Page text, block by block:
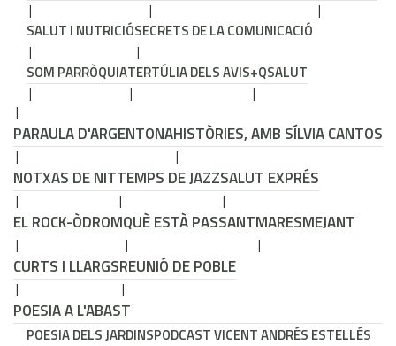
SALUT I NUTRICIÓSECRETS DE LA COMUNICACIÓ
SOM PARRÒQUIATERTÚLIA DELS AVIS+QSALUT
PARAULA D'ARGENTONAHISTÒRIES, AMB SÍLVIA CANTOS
NOTXAS DE NITTEMPS DE JAZZSALUT EXPRÉS
EL ROCK-ÒDROMQUÈ ESTÀ PASSANTMARESMEJANT
CURTS I LLARGSREUNIÓ DE POBLE
POESIA A L'ABAST
POESIA DELS JARDINSPODCAST VICENT ANDRÉS ESTELLÉS